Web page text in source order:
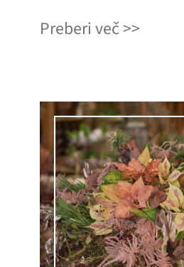
Preberi več